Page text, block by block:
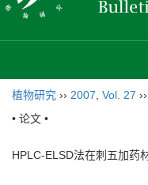
植物研究 ›› 2007 Vol. 27 ››
• 论文 •
HPLC-ELSD法在刺五加药